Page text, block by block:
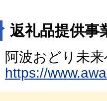
返礼品提供事
阿波おどり未
https://